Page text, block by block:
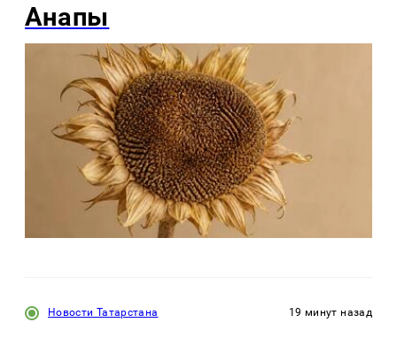
Анапы
Новости Татарстана 19 минут назад